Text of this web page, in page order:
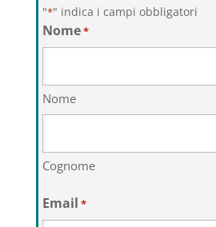
"*" indica i campi obbligatori
Nome*
Nome
Cognome
Email *